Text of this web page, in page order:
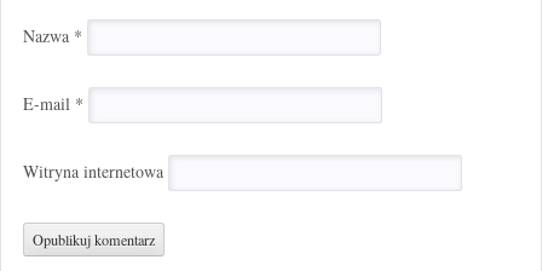
Nazwa *
E-mail *
Witryna internetowa